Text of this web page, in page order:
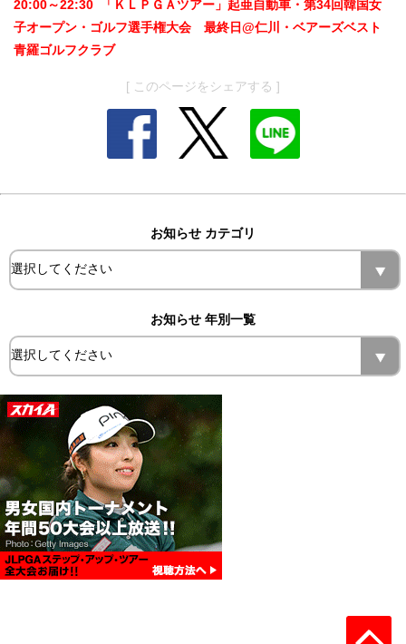
20:00～22:30 「ＫＬＰＧＡツアー」起亜自動車・第34回韓国女
子オープン・ゴルフ選手権大会 最終日@仁川・ベアーズベスト
青羅ゴルフクラブ
[ このページをシェアする ]
お知らせ カテゴリ
お知らせ 年別一覧